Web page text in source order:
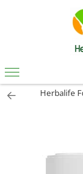
Slabire Sanatoasa
Ingrasare Sanatoasa
Mic Dejun Inteligent
Detoxifiere Herbalife
Herbalife